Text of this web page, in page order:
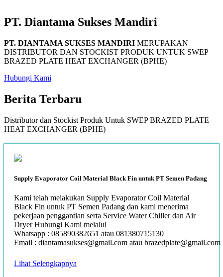
PT. Diantama Sukses Mandiri
PT. DIANTAMA SUKSES MANDIRI MERUPAKAN
DISTRIBUTOR DAN STOCKIST PRODUK UNTUK SWEP
BRAZED PLATE HEAT EXCHANGER (BPHE)
Hubungi Kami
Berita Terbaru
Distributor dan Stockist Produk Untuk SWEP BRAZED PLATE
HEAT EXCHANGER (BPHE)
Supply Evaporator Coil Material Black Fin untuk PT Semen Padang
Kami telah melakukan Supply Evaporator Coil Material
Black Fin untuk PT Semen Padang dan kami menerima
pekerjaan penggantian serta Service Water Chiller dan Air
Dryer Hubungi Kami melalui
Whatsapp : 085890382651 atau 081380715130
Email : diantamasukses@gmail.com atau brazedplate@gmail.com
Lihat Selengkapnya